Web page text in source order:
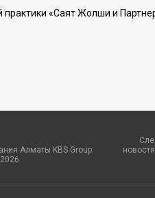
практики «Саят Жолши и
Алматы KBS Group